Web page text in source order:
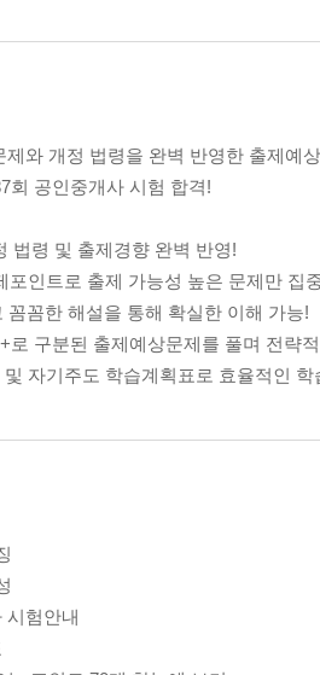
제와 개정 법령을 완벽 반영한 출제예
회 공인중개사 시험 합격!
법령 및 출제경향 완벽 반영!
포인트로 출제 가능성 높은 문제만 집
꼼꼼한 해설을 통해 확실한 이해 가능!
로 구분된 출제예상문제를 풀며 전략
및 자기주도 학습계획표로 효율적인 학
시험안내